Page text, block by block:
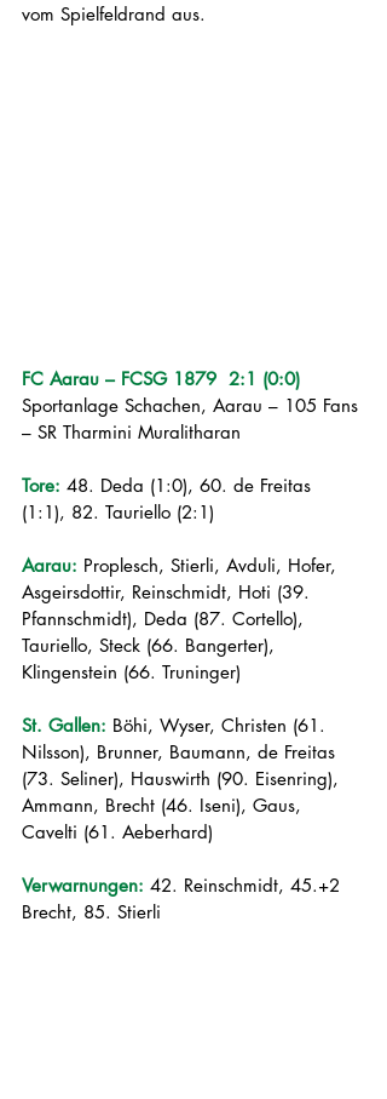
vom Spielfeldrand aus.
FC Aarau – FCSG 1879  2:1 (0:0)
Sportanlage Schachen, Aarau – 105 Fans
– SR Tharmini Muralitharan
Tore: 48. Deda (1:0), 60. de Freitas
(1:1), 82. Tauriello (2:1)
Aarau: Proplesch, Stierli, Avduli, Hofer,
Asgeirsdottir, Reinschmidt, Hoti (39.
Pfannschmidt), Deda (87. Cortello),
Tauriello, Steck (66. Bangerter),
Klingenstein (66. Truninger)
St. Gallen: Böhi, Wyser, Christen (61.
Nilsson), Brunner, Baumann, de Freitas
(73. Seliner), Hauswirth (90. Eisenring),
Ammann, Brecht (46. Iseni), Gaus,
Cavelti (61. Aeberhard)
Verwarnungen: 42. Reinschmidt, 45.+2
Brecht, 85. Stierli